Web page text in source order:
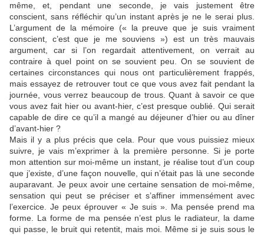
même, et, pendant une seconde, je vais justement être
conscient, sans réfléchir qu’un instant après je ne le serai plus.
L’argument de la mémoire (« la preuve que je suis vraiment
conscient, c’est que je me souviens ») est un très mauvais
argument, car si l’on regardait attentivement, on verrait au
contraire à quel point on se souvient peu. On se souvient de
certaines circonstances qui nous ont particulièrement frappés,
mais essayez de retrouver tout ce que vous avez fait pendant la
journée, vous verrez beaucoup de trous. Quant à savoir ce que
vous avez fait hier ou avant-hier, c’est presque oublié. Qui serait
capable de dire ce qu’il a mangé au déjeuner d’hier ou au dîner
d’avant-hier ?
Mais il y a plus précis que cela. Pour que vous puissiez mieux
suivre, je vais m’exprimer à la première personne. Si je porte
mon attention sur moi-même un instant, je réalise tout d’un coup
que j’existe, d’une façon nouvelle, qui n’était pas là une seconde
auparavant. Je peux avoir une certaine sensation de moi-même,
sensation qui peut se préciser et s’affiner immensément avec
l’exercice. Je peux éprouver « Je suis ». Ma pensée prend ma
forme. La forme de ma pensée n’est plus le radiateur, la dame
qui passe, le bruit qui retentit, mais moi. Même si je suis sous le